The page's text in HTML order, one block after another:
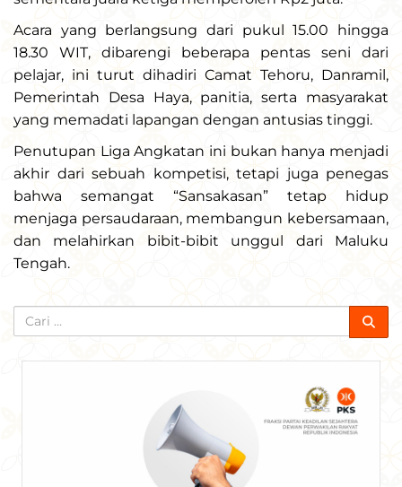
Acara yang berlangsung dari pukul 15.00 hingga
18.30 WIT, dibarengi beberapa pentas seni dari
pelajar, ini turut dihadiri Camat Tehoru, Danramil,
Pemerintah Desa Haya, panitia, serta masyarakat
yang memadati lapangan dengan antusias tinggi.
Penutupan Liga Angkatan ini bukan hanya menjadi
akhir dari sebuah kompetisi, tetapi juga penegas
bahwa semangat “Sansakasan” tetap hidup
menjaga persaudaraan, membangun kebersamaan,
dan melahirkan bibit-bibit unggul dari Maluku
Tengah.